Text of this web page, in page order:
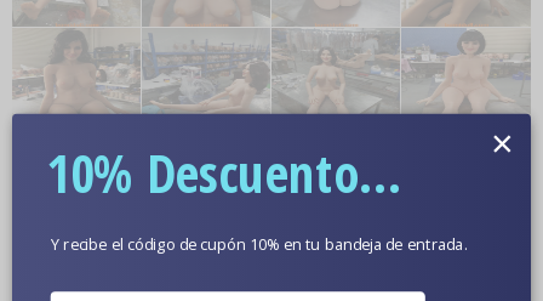
10% Descuento...
Y recibe el código de cupón 10% en tu bandeja de entrada.
×